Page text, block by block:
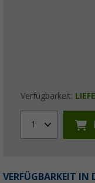
Verfügbarkeit:
1
VERFÜGBARKEIT IN